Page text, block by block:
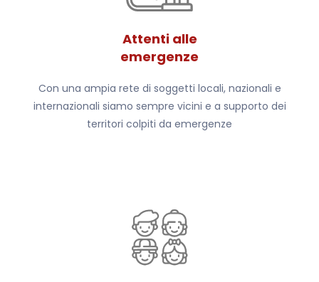
Attenti alle
emergenze
Con una ampia rete di soggetti locali, nazionali e
internazionali siamo sempre vicini e a supporto dei
territori colpiti da emergenze